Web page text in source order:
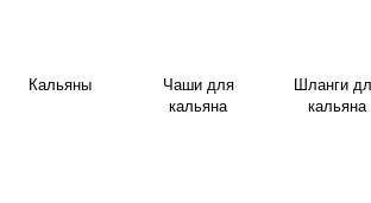
Кальяны
Чаши для
кальяна
Шланги
кальяна